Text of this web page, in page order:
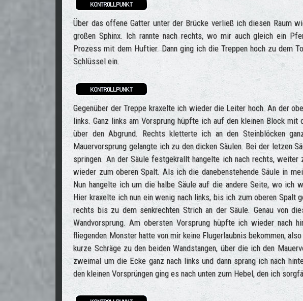
Über das offene Gatter unter der Brücke verließ ich diesen Raum
großen Sphinx. Ich rannte nach rechts, wo mir auch gleich ein
Prozess mit dem Huftier. Dann ging ich die Treppen hoch zu dem
Schlüssel ein.
Gegenüber der Treppe kraxelte ich wieder die Leiter hoch. An der
links. Ganz links am Vorsprung hüpfte ich auf den kleinen Block
über den Abgrund. Rechts kletterte ich an den Steinblöcken
Mauervorsprung gelangte ich zu den dicken Säulen. Bei der letzen
springen. An der Säule festgekrallt hangelte ich nach rechts,
wieder zum oberen Spalt. Als ich die danebenstehende Säule in
Nun hangelte ich um die halbe Säule auf die andere Seite, wo ich
Hier kraxelte ich nun ein wenig nach links, bis ich zum oberen Spalt
rechts bis zu dem senkrechten Strich an der Säule. Genau von
Wandvorsprung. Am obersten Vorsprung hüpfte ich wieder nach
fliegenden Monster hatte von mir keine Flugerlaubnis bekommen,
kurze Schräge zu den beiden Wandstangen, über die ich den
zweimal um die Ecke ganz nach links und dann sprang ich nach
den kleinen Vorsprüngen ging es nach unten zum Hebel, den ich